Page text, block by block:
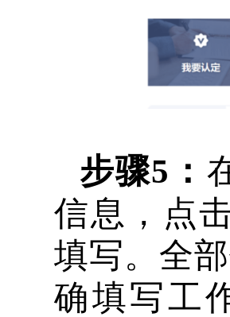
步骤5：
信息，点
填写。全
确填写工